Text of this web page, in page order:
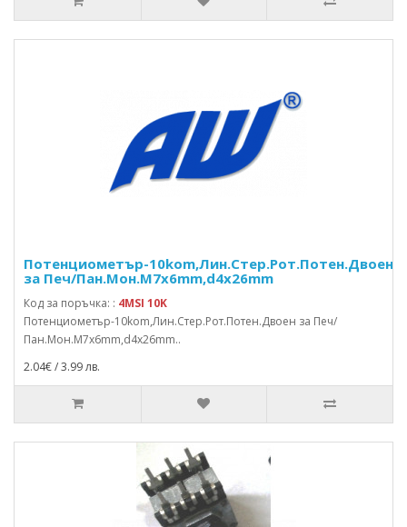
Потенциометър-10kom,Лин.Стер.Рот.Потен.Двоен
за Печ/Пан.Мон.M7x6mm,d4x26mm
Код за поръчка: : 4MSI 10K
Потенциометър-10kom,Лин.Стер.Рот.Потен.Двоен за Печ/
Пан.Мон.M7x6mm,d4x26mm..
2.04€ / 3.99 лв.